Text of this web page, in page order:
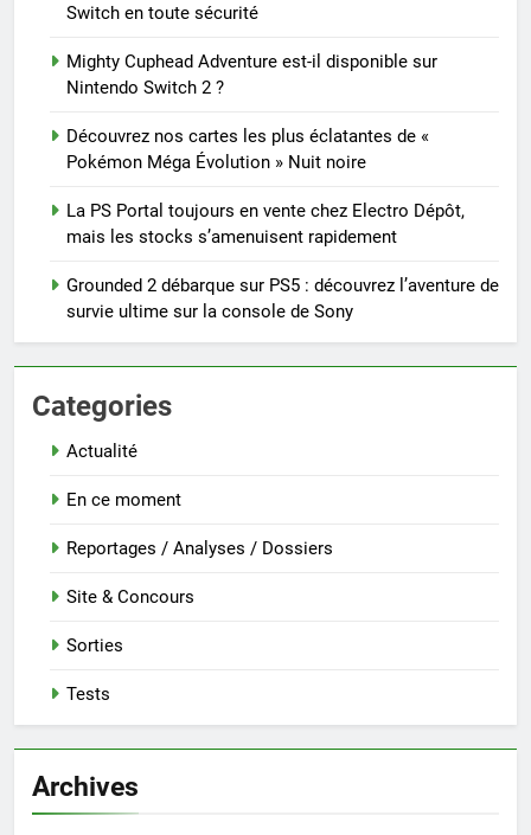
Switch en toute sécurité
Mighty Cuphead Adventure est-il disponible sur
Nintendo Switch 2 ?
Découvrez nos cartes les plus éclatantes de «
Pokémon Méga Évolution » Nuit noire
La PS Portal toujours en vente chez Electro Dépôt,
mais les stocks s’amenuisent rapidement
Grounded 2 débarque sur PS5 : découvrez l’aventure de
survie ultime sur la console de Sony
Categories
Actualité
En ce moment
Reportages / Analyses / Dossiers
Site & Concours
Sorties
Tests
Archives